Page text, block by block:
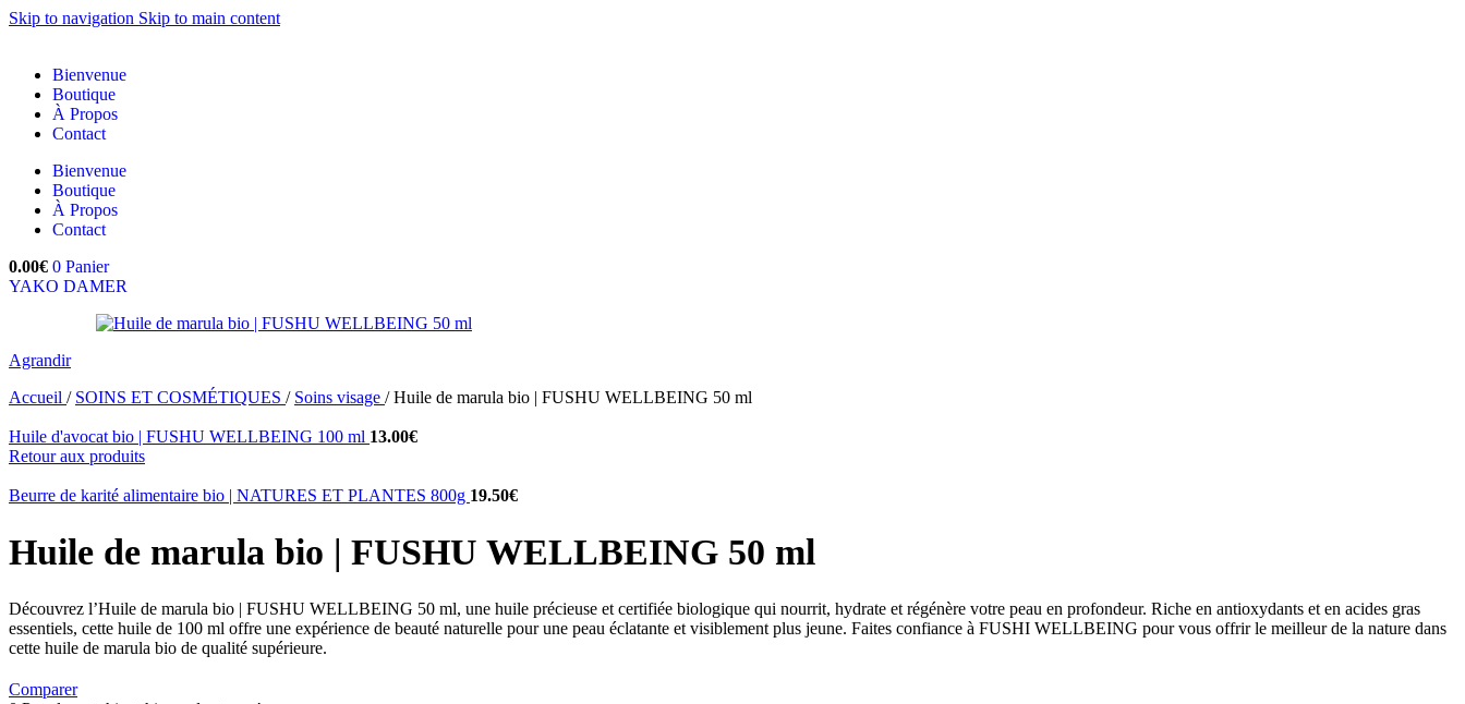
Skip to navigation Skip to main content
Bienvenue
Boutique
À Propos
Contact
Bienvenue
Boutique
À Propos
Contact
0.00€ 0 Panier
YAKO DAMER
Agrandir
Accueil / SOINS ET COSMÉTIQUES / Soins visage / Huile de marula bio | FUSHU WELLBEING 50 ml
Huile d'avocat bio | FUSHU WELLBEING 100 ml 13.00€
Retour aux produits
Beurre de karité alimentaire bio | NATURES ET PLANTES 800g 19.50€
Huile de marula bio | FUSHU WELLBEING 50 ml
Découvrez l’Huile de marula bio | FUSHU WELLBEING 50 ml, une huile précieuse et certifiée biologique qui nourrit, hydrate et régénère votre peau en profondeur. Riche en antioxydants et en acides gras
essentiels, cette huile de 100 ml offre une expérience de beauté naturelle pour une peau éclatante et visiblement plus jeune. Faites confiance à FUSHI WELLBEING pour vous offrir le meilleur de la nature dans
cette huile de marula bio de qualité supérieure.
Comparer